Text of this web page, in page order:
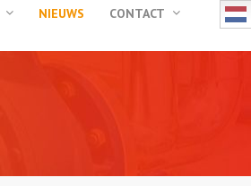
NIEUWS CONTACT